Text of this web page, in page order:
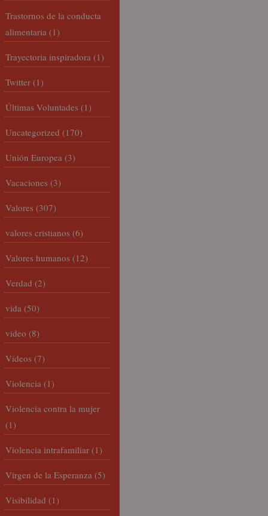
Trastornos de la conducta
alimentaria (1)
Trayectoria inspiradora (1)
Twitter (1)
Últimas Voluntades (1)
Uncategorized (170)
Unión Europea (3)
Vacaciones (3)
Valores (307)
valores cristianos (6)
Valores humanos (12)
Verdad (2)
vida (50)
video (8)
Vídeos (7)
Violencia (1)
Violencia contra la mujer
(1)
Violencia intrafamiliar (1)
Virgen de la Esperanza (5)
Visibilidad (1)